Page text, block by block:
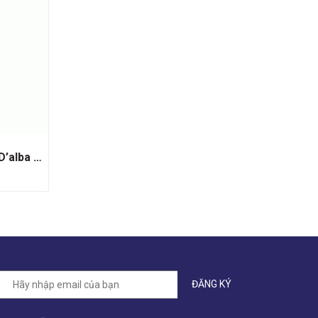
Rượu Vang Ý Vietti Dolcetto D’alba Tre Vigne